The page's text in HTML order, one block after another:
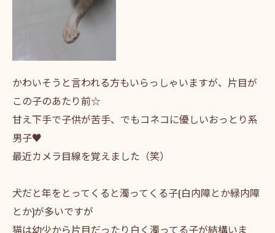
かわいそうと言われる方もいらっしゃいますが、片目が
この子のあたり前☆
甘え下手で子供が苦手、でもコネコに優しいおっとり系
男子♥
最近カメラ目線を覚えました（笑）
犬だと年をとってくると濁ってくる子(白内障とか緑内障
とか)が多いですが
猫は幼少から片目だったり白く濁ってる子が結構いま